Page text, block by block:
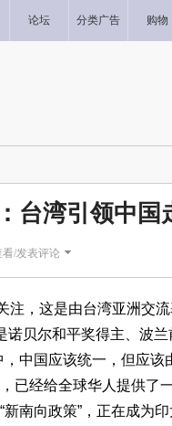
论坛 分类广告 购物
台湾引领中国
看/发表评论
，这是由台湾亚洲交
诺贝尔和平奖得主、波
中国应该统一，但应该
已经给全球华人提供了
南向政策”，正在成为